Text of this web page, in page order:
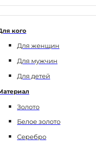
кого
Для женщин
Для мужчин
Для детей
Золото
Белое золото
Серебро